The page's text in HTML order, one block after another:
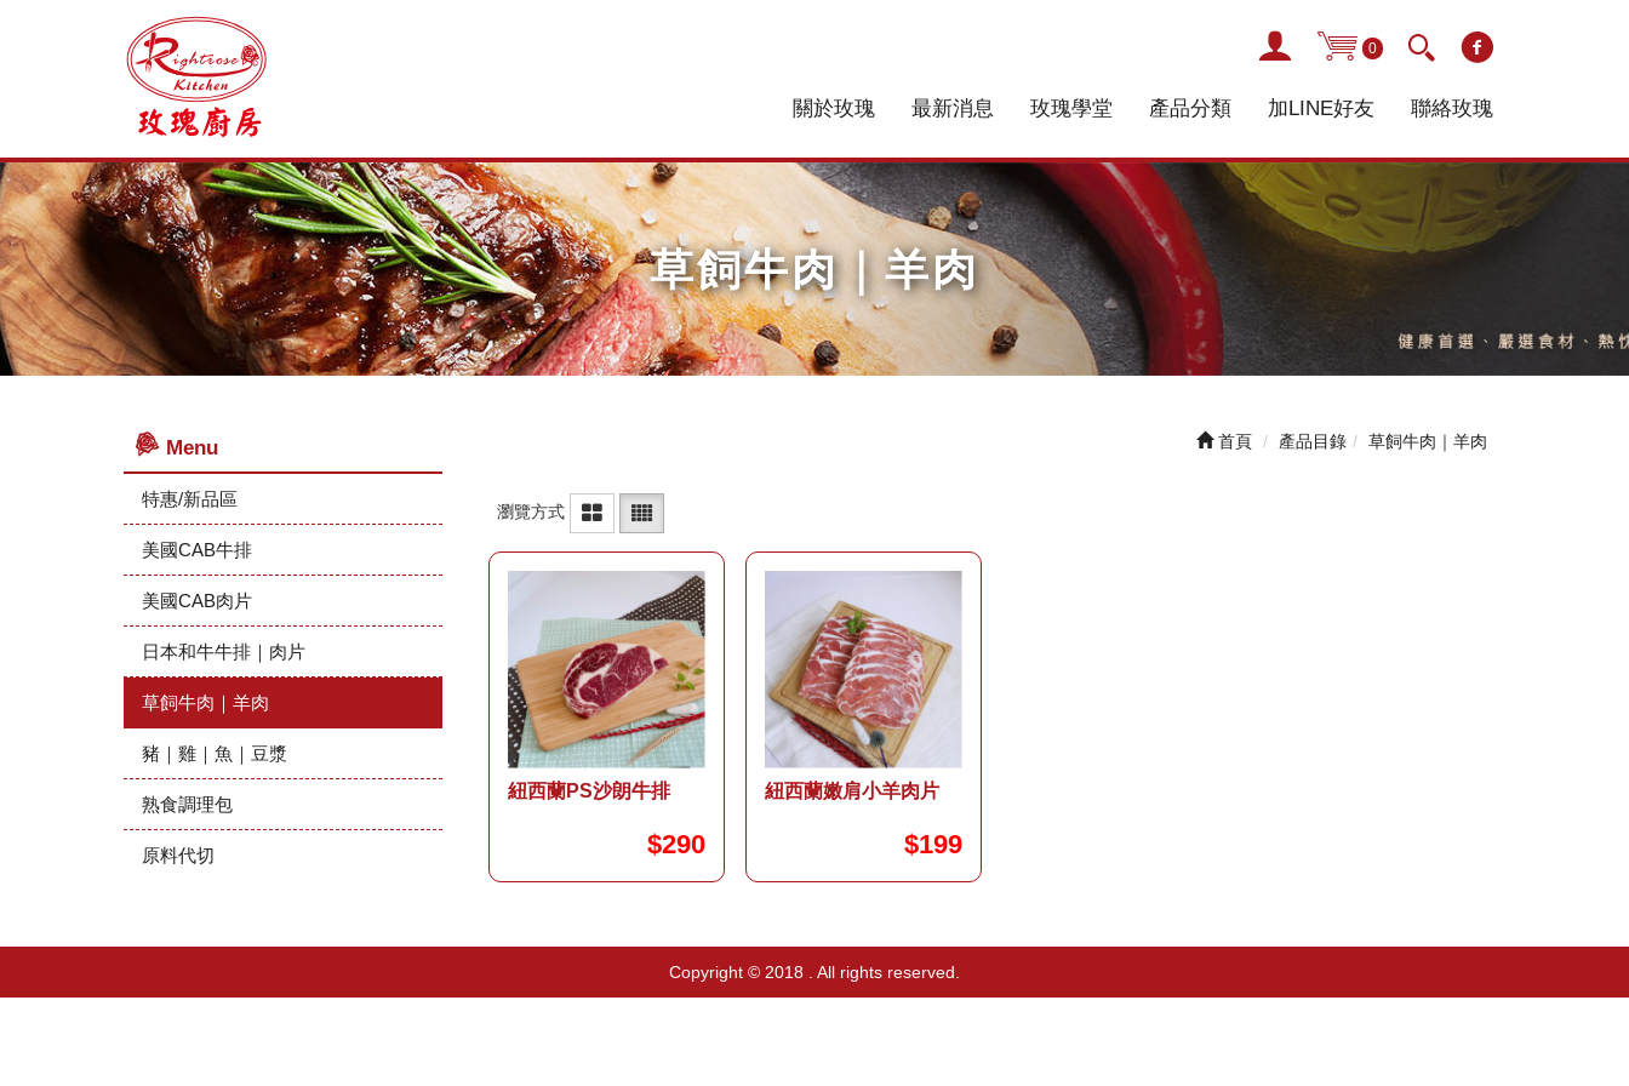
0
關於玫瑰 最新消息 玫瑰學堂 產品分類 加LINE好友 聯絡玫瑰
草飼牛肉｜羊肉
Menu
特惠/新品區
美國CAB牛排
美國CAB肉片
日本和牛牛排｜肉片
草飼牛肉｜羊肉
豬｜雞｜魚｜豆漿
熟食調理包
原料代切
首頁 產品目錄 草飼牛肉｜羊肉
瀏覽方式
紐西蘭PS沙朗牛排
$290
紐西蘭嫩肩小羊肉片
$199
Copyright © 2018 . All rights reserved.